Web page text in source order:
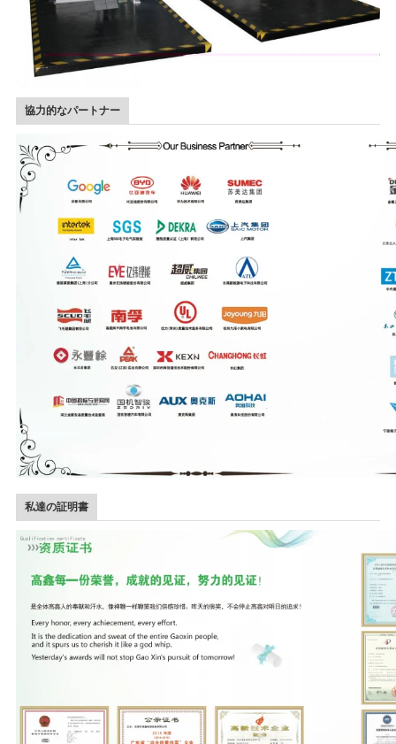
協力的なパートナー
私達の証明書